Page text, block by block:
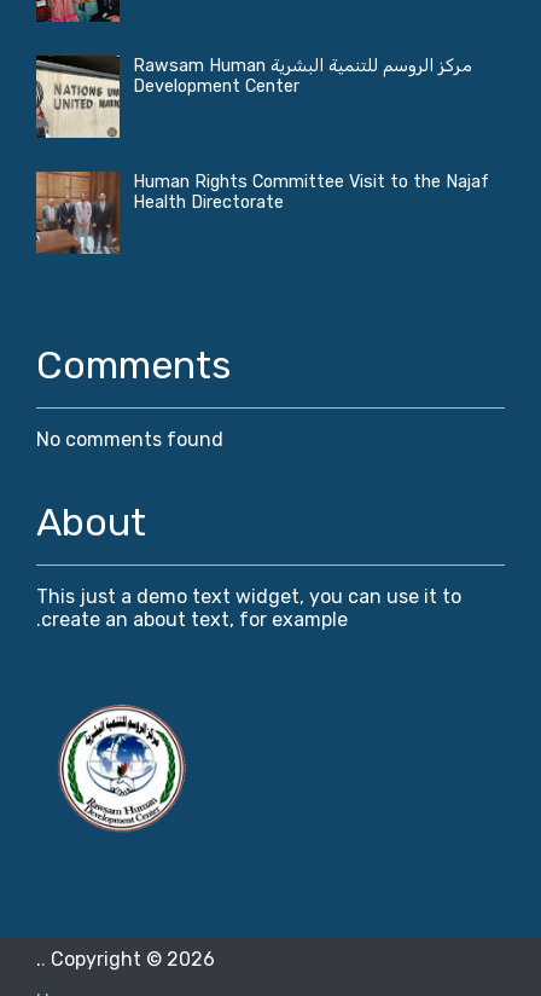
مركز الروسم للتنمية البشرية Rawsam Human
Development Center
Human Rights Committee Visit to the Najaf
Health Directorate
Comments
No comments found
About
This just a demo text widget, you can use it to
create an about text, for example.
Copyright © 2026
.
.